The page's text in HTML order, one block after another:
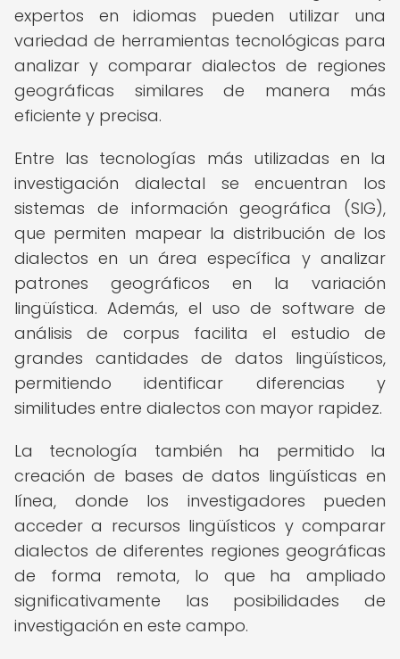
expertos en idiomas pueden utilizar una
variedad de herramientas tecnológicas para
analizar y comparar dialectos de regiones
geográficas similares de manera más
eficiente y precisa.
Entre las tecnologías más utilizadas en la
investigación dialectal se encuentran los
sistemas de información geográfica (SIG),
que permiten mapear la distribución de los
dialectos en un área específica y analizar
patrones geográficos en la variación
lingüística. Además, el uso de software de
análisis de corpus facilita el estudio de
grandes cantidades de datos lingüísticos,
permitiendo identificar diferencias y
similitudes entre dialectos con mayor rapidez.
La tecnología también ha permitido la
creación de bases de datos lingüísticas en
línea, donde los investigadores pueden
acceder a recursos lingüísticos y comparar
dialectos de diferentes regiones geográficas
de forma remota, lo que ha ampliado
significativamente las posibilidades de
investigación en este campo.